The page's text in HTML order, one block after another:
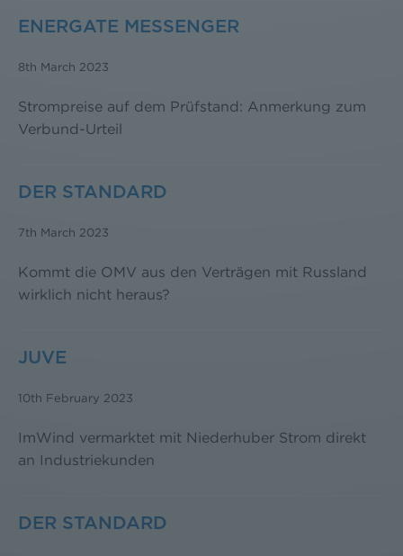
ENERGATE MESSENGER
8th March 2023
Strompreise auf dem Prüfstand: Anmerkung zum
Verbund-Urteil
DER STANDARD
7th March 2023
Kommt die OMV aus den Verträgen mit Russland
wirklich nicht heraus?
JUVE
10th February 2023
ImWind vermarktet mit Niederhuber Strom direkt
an Industriekunden
DER STANDARD